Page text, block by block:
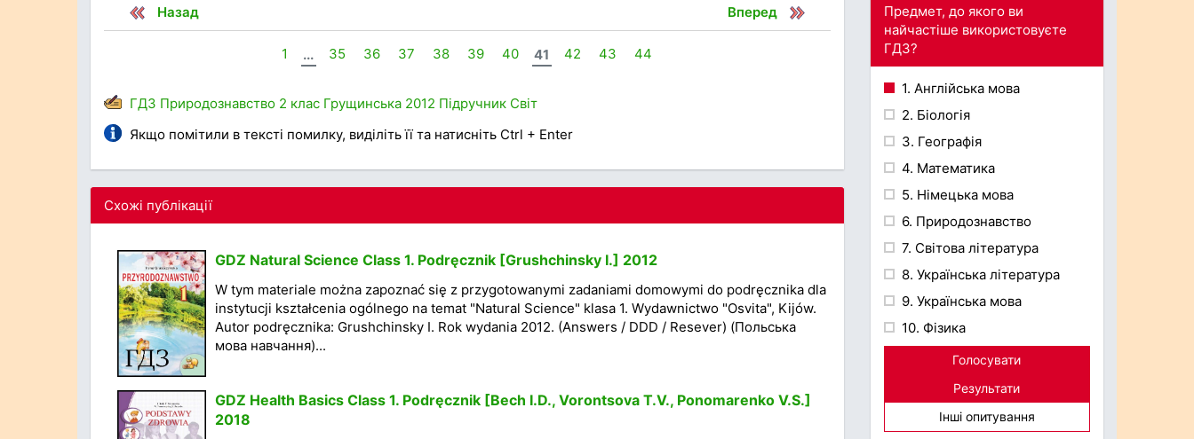
Назад Вперед
1 ... 35 36 37 38 39 40 41 42 43 44
ГДЗ Природознавство 2 клас Грущинська 2012 Підручник Світ
Якщо помітили в тексті помилку, виділіть її та натисніть Ctrl + Enter
Схожі публікації
GDZ Natural Science Class 1. Podręcznik [Grushchinsky I.] 2012
W tym materiale można zapoznać się z przygotowanymi zadaniami domowymi do podręcznika dla
instytucji kształcenia ogólnego na temat "Natural Science" klasa 1. Wydawnictwo "Osvita", Kijów.
Autor podręcznika: Grushchinsky I. Rok wydania 2012. (Answers / DDD / Resever) (Польська
мова навчання)...
GDZ Health Basics Class 1. Podręcznik [Bech I.D., Vorontsova T.V., Ponomarenko V.S.]
2018
Предмет, до якого ви
найчастіше використовуєте
ГДЗ?
1. Англійська мова
2. Біологія
3. Географія
4. Математика
5. Німецька мова
6. Природознавство
7. Світова література
8. Українська література
9. Українська мова
10. Фізика
Голосувати
Результати
Інші опитування